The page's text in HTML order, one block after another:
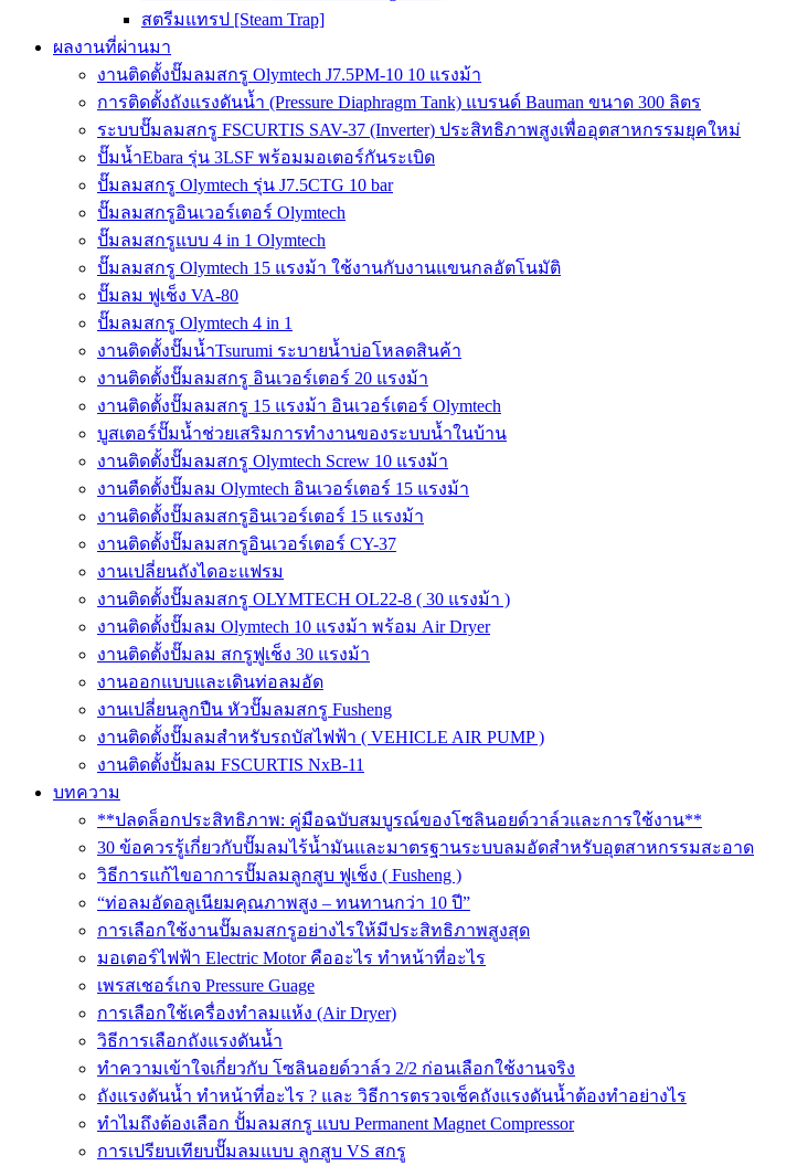
สตรีมแทรป [Steam Trap]
ผลงานที่ผ่านมา
งานติดตั้งปั๊มลมสกรู Olymtech J7.5PM-10 10 แรงม้า
การติดตั้งถังแรงดันน้ำ (Pressure Diaphragm Tank) แบรนด์ Bauman ขนาด 300 ลิตร
ระบบปั๊มลมสกรู FSCURTIS SAV-37 (Inverter) ประสิทธิภาพสูงเพื่ออุตสาหกรรมยุคใหม่
ปั๊มน้ำEbara รุ่น 3LSF พร้อมมอเตอร์กันระเบิด
ปั๊มลมสกรู Olymtech รุ่น J7.5CTG 10 bar
ปั๊มลมสกรูอินเวอร์เตอร์ Olymtech
ปั๊มลมสกรูแบบ 4 in 1 Olymtech
ปั๊มลมสกรู Olymtech 15 แรงม้า ใช้งานกับงานแขนกลอัตโนมัติ
ปั๊มลม ฟูเช็ง VA-80
ปั๊มลมสกรู Olymtech 4 in 1
งานติดตั้งปั๊มน้ำTsurumi ระบายน้ำบ่อโหลดสินค้า
งานติดตั้งปั๊มลมสกรู อินเวอร์เตอร์ 20 แรงม้า
งานติดตั้งปั๊มลมสกรู 15 แรงม้า อินเวอร์เตอร์ Olymtech
บูสเตอร์ปั๊มน้ำช่วยเสริมการทำงานของระบบน้ำในบ้าน
งานติดตั้งปั๊มลมสกรู Olymtech Screw 10 แรงม้า
งานตืดตั้งปั๊มลม Olymtech อินเวอร์เตอร์ 15 แรงม้า
งานติดตั้งปั๊มลมสกรูอินเวอร์เตอร์ 15 แรงม้า
งานติดตั้งปั๊มลมสกรูอินเวอร์เตอร์ CY-37
งานเปลี่ยนถังไดอะแฟรม
งานติดตั้งปั๊มลมสกรู OLYMTECH OL22-8 ( 30 แรงม้า )
งานติดตั้งปั๊มลม Olymtech 10 แรงม้า พร้อม Air Dryer
งานติดตั้งปั๊มลม สกรูฟูเช็ง 30 แรงม้า
งานออกแบบและเดินท่อลมอัด
งานเปลี่ยนลูกปืน หัวปั๊มลมสกรู Fusheng
งานติดตั้งปั๊มลมสำหรับรถบัสไฟฟ้า ( VEHICLE AIR PUMP )
งานติดตั้งปั้มลม FSCURTIS NxB-11
บทความ
**ปลดล็อกประสิทธิภาพ: คู่มือฉบับสมบูรณ์ของโซลินอยด์วาล์วและการใช้งาน**
30 ข้อควรรู้เกี่ยวกับปั๊มลมไร้น้ำมันและมาตรฐานระบบลมอัดสำหรับอุตสาหกรรมสะอาด
วิธีการแก้ไขอาการปั๊มลมลูกสูบ ฟูเช็ง ( Fusheng )
“ท่อลมอัดอลูเนียมคุณภาพสูง – ทนทานกว่า 10 ปี”
การเลือกใช้งานปั๊มลมสกรูอย่างไรให้มีประสิทธิภาพสูงสุด
มอเตอร์ไฟฟ้า Electric Motor คืออะไร ทำหน้าที่อะไร
เพรสเชอร์เกจ Pressure Guage
การเลือกใช้เครื่องทำลมแห้ง (Air Dryer)
วิธีการเลือกถังแรงดันน้ำ
ทำความเข้าใจเกี่ยวกับ โซลินอยด์วาล์ว 2/2 ก่อนเลือกใช้งานจริง
ถังแรงดันน้ำ ทำหน้าที่อะไร ? และ วิธีการตรวจเช็คถังแรงดันน้ำต้องทำอย่างไร
ทำไมถึงต้องเลือก ปั้มลมสกรู แบบ Permanent Magnet Compressor
การเปรียบเทียบปั๊มลมแบบ ลูกสูบ VS สกรู